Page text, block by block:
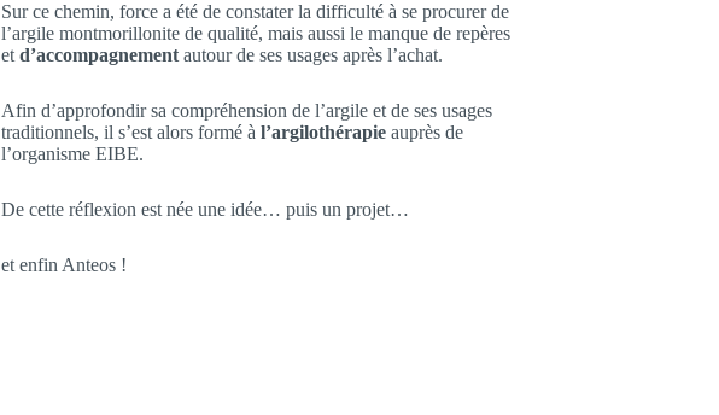
Sur ce chemin, force a été de constater la difficulté à se procurer de
l’argile montmorillonite de qualité, mais aussi le manque de repères
et d’accompagnementautour de ses usages après l’achat.
Afin d’approfondir sa compréhension de l’argile et de ses usages
traditionnels, il s’est alors formé à l’argilothérapieauprès de
l’organisme EIBE.
De cette réflexion est née une idée… puis un projet…
et enfin Anteos !